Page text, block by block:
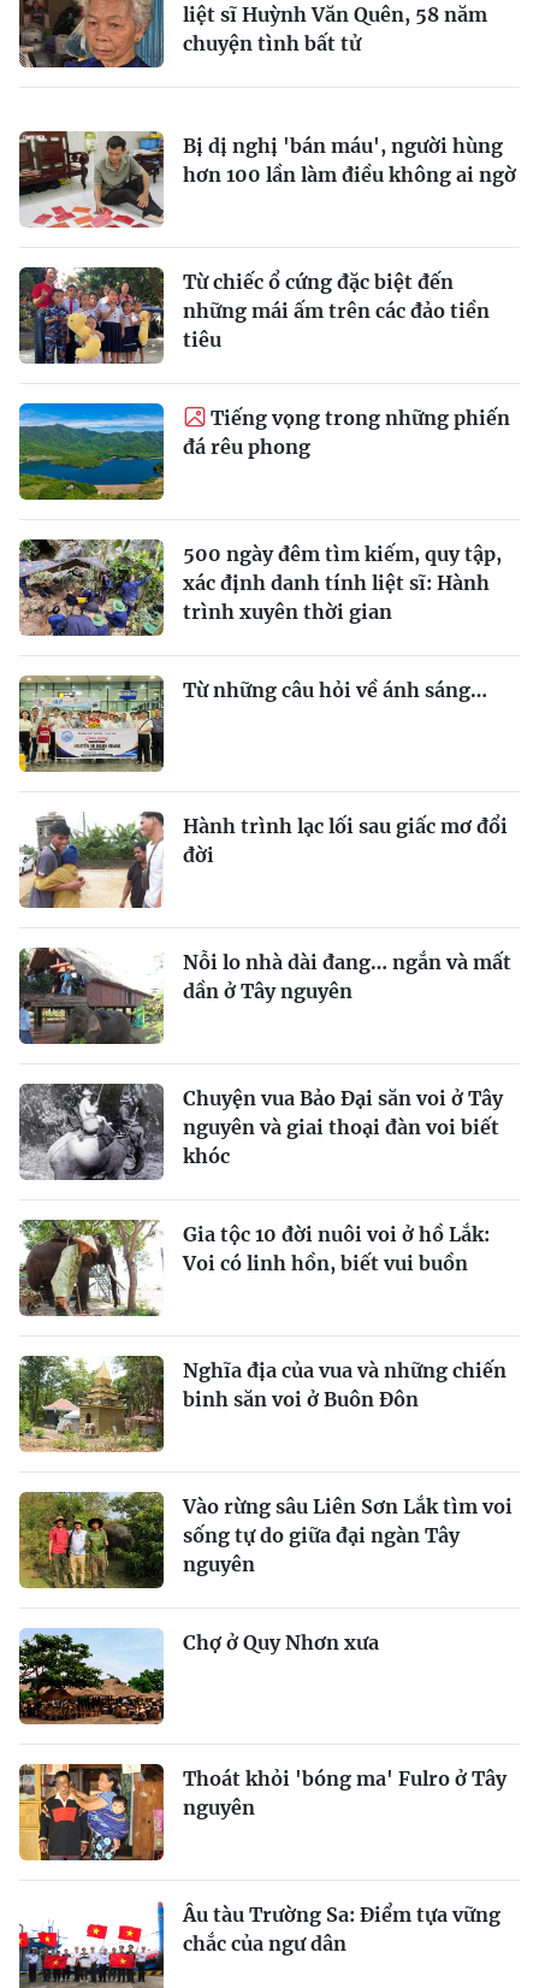
liệt sĩ Huỳnh Văn Quên, 58 năm
chuyện tình bất tử
Bị dị nghị 'bán máu', người hùng
hơn 100 lần làm điều không ai ngờ
Từ chiếc ổ cứng đặc biệt đến
những mái ấm trên các đảo tiền
tiêu
Tiếng vọng trong những phiến
đá rêu phong
500 ngày đêm tìm kiếm, quy tập,
xác định danh tính liệt sĩ: Hành
trình xuyên thời gian
Từ những câu hỏi về ánh sáng…
Hành trình lạc lối sau giấc mơ đổi
đời
Nỗi lo nhà dài đang… ngắn và mất
dần ở Tây nguyên
Chuyện vua Bảo Đại săn voi ở Tây
nguyên và giai thoại đàn voi biết
khóc
Gia tộc 10 đời nuôi voi ở hồ Lắk:
Voi có linh hồn, biết vui buồn
Nghĩa địa của vua và những chiến
binh săn voi ở Buôn Đôn
Vào rừng sâu Liên Sơn Lắk tìm voi
sống tự do giữa đại ngàn Tây
nguyên
Chợ ở Quy Nhơn xưa
Thoát khỏi 'bóng ma' Fulro ở Tây
nguyên
Âu tàu Trường Sa: Điểm tựa vững
chắc của ngư dân